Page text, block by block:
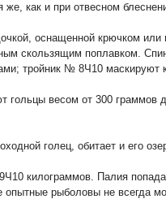
же, как и при отвесном
оснащенной крючком
скользящим поплавком.
тройник № 8Ч10 маскируют
гольцы весом от 300 граммов
голец, обитает и его
килограммов. Палия
рыболовы не всегда